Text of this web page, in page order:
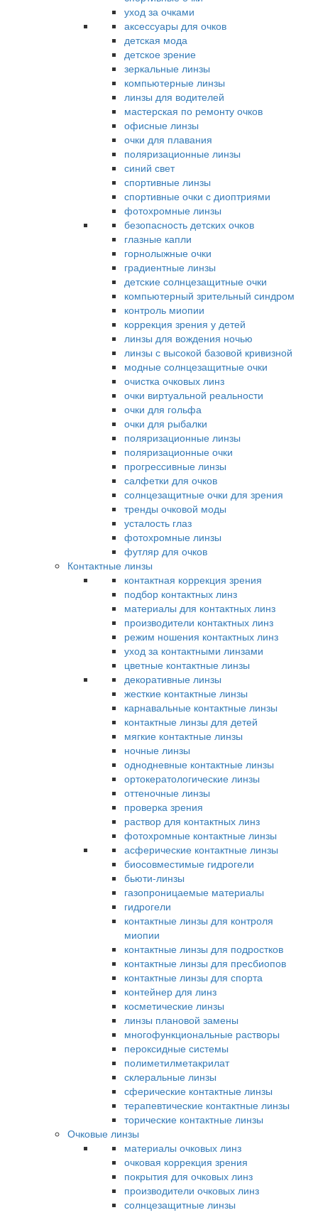
уход за очками
аксессуары для очков
детская мода
детское зрение
зеркальные линзы
компьютерные линзы
линзы для водителей
мастерская по ремонту очков
офисные линзы
очки для плавания
поляризационные линзы
синий свет
спортивные линзы
спортивные очки с диоптриями
фотохромные линзы
безопасность детских очков
глазные капли
горнолыжные очки
градиентные линзы
детские солнцезащитные очки
компьютерный зрительный синдром
контроль миопии
коррекция зрения у детей
линзы для вождения ночью
линзы с высокой базовой кривизной
модные солнцезащитные очки
очистка очковых линз
очки виртуальной реальности
очки для гольфа
очки для рыбалки
поляризационные линзы
поляризационные очки
прогрессивные линзы
салфетки для очков
солнцезащитные очки для зрения
тренды очковой моды
усталость глаз
фотохромные линзы
футляр для очков
Контактные линзы
контактная коррекция зрения
подбор контактных линз
материалы для контактных линз
производители контактных линз
режим ношения контактных линз
уход за контактными линзами
цветные контактные линзы
декоративные линзы
жесткие контактные линзы
карнавальные контактные линзы
контактные линзы для детей
мягкие контактные линзы
ночные линзы
однодневные контактные линзы
ортокератологические линзы
оттеночные линзы
проверка зрения
раствор для контактных линз
фотохромные контактные линзы
асферические контактные линзы
биосовместимые гидрогели
бьюти-линзы
газопроницаемые материалы
гидрогели
контактные линзы для контроля
миопии
контактные линзы для подростков
контактные линзы для пресбиопов
контактные линзы для спорта
контейнер для линз
косметические линзы
линзы плановой замены
многофункциональные растворы
пероксидные системы
полиметилметакрилат
склеральные линзы
сферические контактные линзы
терапевтические контактные линзы
торические контактные линзы
Очковые линзы
материалы очковых линз
очковая коррекция зрения
покрытия для очковых линз
производители очковых линз
солнцезащитные линзы